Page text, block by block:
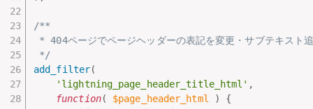
/**
* 404ページでページヘッダーの表記を変更・サブテキスト
*/
add_filter(
'lightning_page_header_title_html' ,
function( $page_header_html )
{